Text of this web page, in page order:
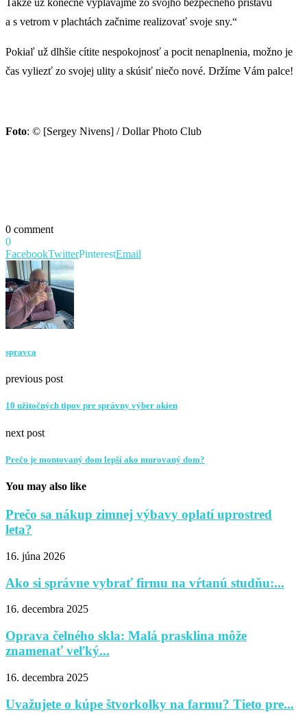
Takže už konečne vyplávajme zo svojho bezpečného prístavu
a s vetrom v plachtách začnime realizovať svoje sny.“
Pokiaľ už dlhšie cítite nespokojnosť a pocit nenaplnenia, možno je
čas vyliezť zo svojej ulity a skúsiť niečo nové. Držíme Vám palce!
Foto: © [Sergey Nivens] / Dollar Photo Club
0 comment
0
FacebookTwitterPinterestEmail
spravca
previous post
10 užitočných tipov pre správny výber okien
next post
Prečo je montovaný dom lepší ako murovaný dom?
You may also like
Prečo sa nákup zimnej výbavy oplatí uprostred
leta?
16. júna 2026
Ako si správne vybrať firmu na vŕtanú studňu:...
16. decembra 2025
Oprava čelného skla: Malá prasklina môže
znamenať veľký...
16. decembra 2025
Uvažujete o kúpe štvorkolky na farmu? Tieto pre...